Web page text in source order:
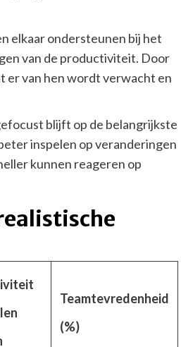
elkaar ondersteunen bij het
van de productiviteit. Door
er van hen wordt verwacht en
blijft op de belangrijkste
inspelen op veranderingen
kunnen reageren op
Teamtevredenheid
(%)